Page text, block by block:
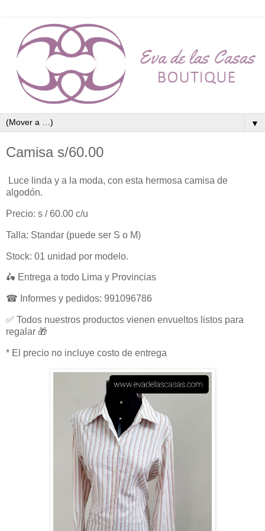
▼
Camisa s/60.00
Luce linda y a la moda, con esta hermosa camisa de
algodón.
Precio: s / 60.00 c/u
Talla: Standar (puede ser S o M)
Stock: 01 unidad por modelo.
🛵 Entrega a todo Lima y Provincias
☎ Informes y pedidos: 991096786
✅ Todos nuestros productos vienen envueltos listos para
regalar 🎁
* El precio no incluye costo de entrega